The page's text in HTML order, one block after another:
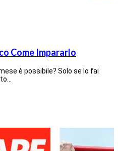
Come Impararlo
è possibile? Solo se lo fai